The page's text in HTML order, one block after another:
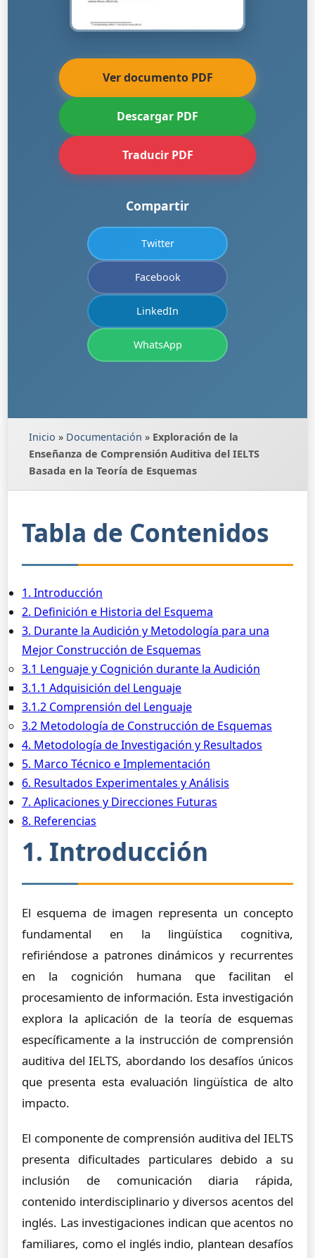
Ver documento PDF
Descargar PDF
Traducir PDF
Compartir
Twitter
Facebook
LinkedIn
WhatsApp
Inicio » Documentación » Exploración de la
Enseñanza de Comprensión Auditiva del IELTS
Basada en la Teoría de Esquemas
Tabla de Contenidos
1. Introducción
2. Definición e Historia del Esquema
3. Durante la Audición y Metodología para una
Mejor Construcción de Esquemas
3.1 Lenguaje y Cognición durante la Audición
3.1.1 Adquisición del Lenguaje
3.1.2 Comprensión del Lenguaje
3.2 Metodología de Construcción de Esquemas
4. Metodología de Investigación y Resultados
5. Marco Técnico e Implementación
6. Resultados Experimentales y Análisis
7. Aplicaciones y Direcciones Futuras
8. Referencias
1. Introducción
El esquema de imagen representa un concepto
fundamental en la lingüística cognitiva,
refiriéndose a patrones dinámicos y recurrentes
en la cognición humana que facilitan el
procesamiento de información. Esta investigación
explora la aplicación de la teoría de esquemas
específicamente a la instrucción de comprensión
auditiva del IELTS, abordando los desafíos únicos
que presenta esta evaluación lingüística de alto
impacto.
El componente de comprensión auditiva del IELTS
presenta dificultades particulares debido a su
inclusión de comunicación diaria rápida,
contenido interdisciplinario y diversos acentos del
inglés. Las investigaciones indican que acentos no
familiares, como el inglés indio, plantean desafíos